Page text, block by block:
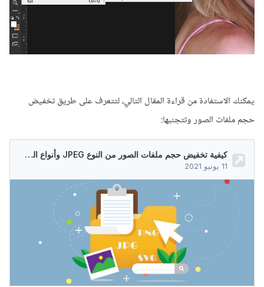
يمكنك الاستفادة من قراءة المقال التالي، لتتعرف على طريق تخفيض
حجم ملفات الصور وتتجنبها: